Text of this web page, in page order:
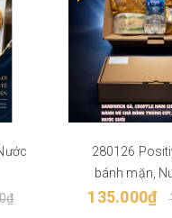
280126
bánh mặn,
135.000₫